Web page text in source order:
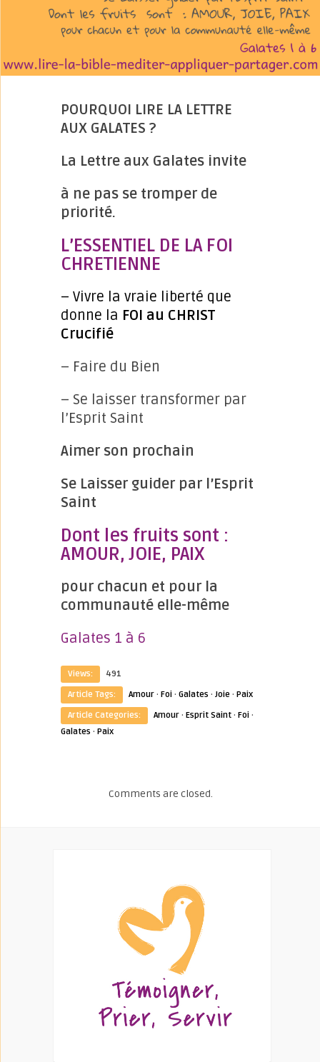
POURQUOI LIRE LA LETTRE
AUX GALATES ?
La Lettre aux Galates invite
à ne pas se tromper de
priorité.
L’ESSENTIEL DE LA FOI
CHRETIENNE
– Vivre la vraie liberté que
donne la FOI au CHRIST
Crucifié
– Faire du Bien
– Se laisser transformer par
l’Esprit Saint
Aimer son prochain
Se Laisser guider par l’Esprit
Saint
Dont les fruits sont :
AMOUR, JOIE, PAIX
pour chacun et pour la
communauté elle-même
Galates 1 à 6
Views:
491
Article Tags:
Amour · Foi · Galates · Joie · Paix
Article Categories:
Amour · Esprit Saint · Foi ·
Galates · Paix
Comments are closed.